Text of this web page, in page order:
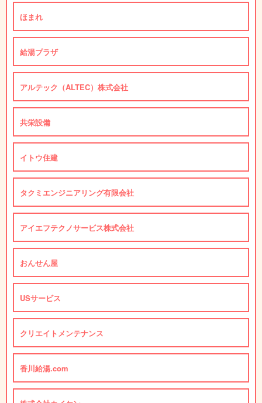
ほまれ
給湯プラザ
アルテック（ALTEC）株式会社
共栄設備
イトウ住建
タクミエンジニアリング有限会社
アイエフテクノサービス株式会社
おんせん屋
USサービス
クリエイトメンテナンス
香川給湯.com